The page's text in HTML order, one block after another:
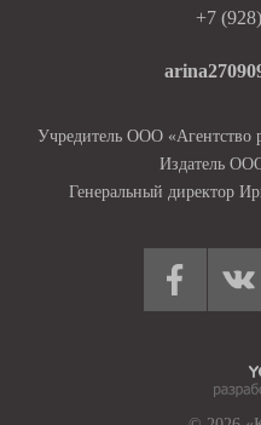
+7
Учредитель ООО
Издатель
Генеральный директор